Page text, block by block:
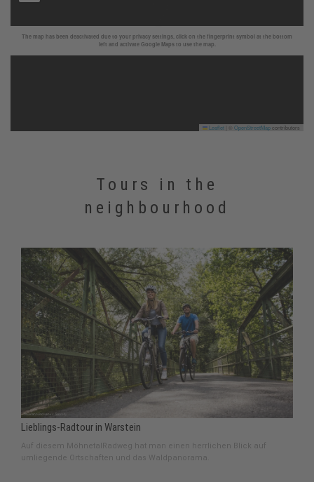
The map has been deactivated due to your privacy settings, click on the fingerprint symbol at the bottom
left and activate Google Maps to use the map.
Leaflet OpenStreetMapcontributors
Tours in the
neighbourhood
Lieblings-Radtour in Warstein
Auf diesem MöhnetalRadweg hat man einen herrlichen Blick auf
umliegende Ortschaften und das Waldpanorama.